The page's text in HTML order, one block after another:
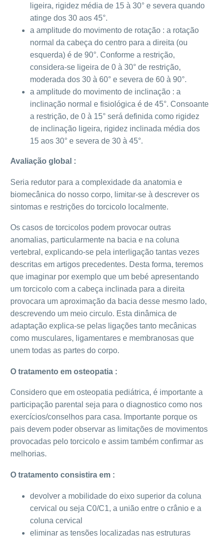
ligeira, rigidez média de 15 à 30° e severa quando
atinge dos 30 aos 45°.
a amplitude do movimento de rotação : a rotação
normal da cabeça do centro para a direita (ou
esquerda) é de 90°. Conforme a restrição,
considera-se ligeira de 0 à 30° de restrição,
moderada dos 30 à 60° e severa de 60 à 90°.
a amplitude do movimento de inclinação : a
inclinação normal e fisiológica é de 45°. Consoante
a restrição, de 0 à 15° será definida como rigidez
de inclinação ligeira, rigidez inclinada média dos
15 aos 30° e severa de 30 à 45°.
Avaliação global :
Seria redutor para a complexidade da anatomia e
biomecânica do nosso corpo, limitar-se à descrever os
sintomas e restrições do torcicolo localmente.
Os casos de torcicolos podem provocar outras
anomalias, particularmente na bacia e na coluna
vertebral, explicando-se pela interligação tantas vezes
descritas em artigos precedentes. Desta forma, teremos
que imaginar por exemplo que um bebé apresentando
um torcicolo com a cabeça inclinada para a direita
provocara um aproximação da bacia desse mesmo lado,
descrevendo um meio circulo. Esta dinâmica de
adaptação explica-se pelas ligações tanto mecânicas
como musculares, ligamentares e membranosas que
unem todas as partes do corpo.
O tratamento em osteopatia :
Considero que em osteopatia pediátrica, é importante a
participação parental seja para o diagnostico como nos
exercícios/conselhos para casa. Importante porque os
pais devem poder observar as limitações de movimentos
provocadas pelo torcicolo e assim também confirmar as
melhorias.
O tratamento consistira em :
devolver a mobilidade do eixo superior da coluna
cervical ou seja C0/C1, a união entre o crânio e a
coluna cervical
eliminar as tensões localizadas nas estruturas